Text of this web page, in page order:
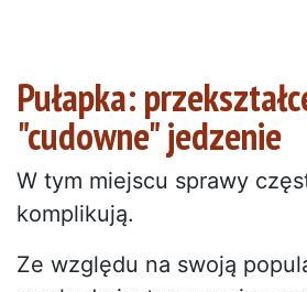
Pułapka:
"cudowne" jedzenie
W tym miejscu sprawy
komplikują.
Ze względu na swoją